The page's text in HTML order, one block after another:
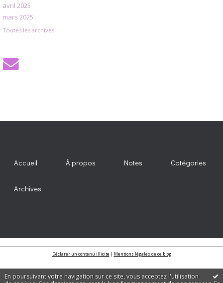
En poursuivant votre navigation sur ce site, vous acceptez l'utilisation
avril 2025
mars 2025
Toutes les archives
Accueil À propos Notes Catégories
Archives
Déclarer un contenu illicite| Mentions légales de ce blog